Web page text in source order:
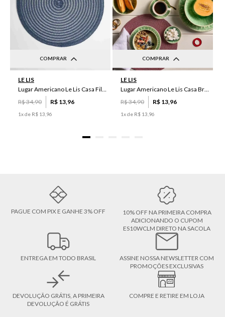
COMPRAR
LE LIS
Lugar Americano Le Lis Casa Filipa
R$34,90 R$ 13 96
1x de R$ 13 96
COMPRAR
LE LIS
Lugar Americano Le Lis Casa Brenda
R$34,90 R$ 13 96
1x de R$ 13 96
PAGUE COM PIX E GANHE 3% OFF
10% OFF NA PRIMEIRA COMPRA
ADICIONANDO O CUPOM
ES10WCLM DIRETO NA SACOLA
ENTREGA EM TODO BRASIL
ASSINE NOSSA NEWSLETTER COM
PROMOÇÕES EXCLUSIVAS
DEVOLUÇÃO GRÁTIS, A PRIMEIRA
DEVOLUÇÃO É GRÁTIS
COMPRE E RETIRE EM LOJA